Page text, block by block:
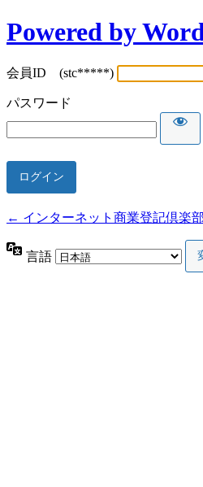
Powered by
会員ID (stc*****)
パスワード
← インターネット商業登記倶楽
言語